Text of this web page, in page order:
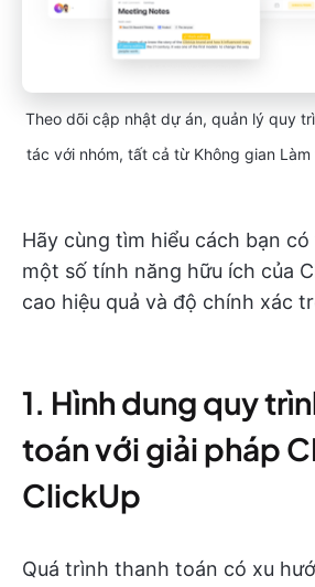
Theo dõi cập nhật dự án, quản lý quy
tác với nhóm, tất cả từ Không gian
Hãy cùng tìm hiểu cách bạn
một số tính năng hữu ích của
cao hiệu quả và độ chính xác
1. Hình dung quy
toán với giải pháp
ClickUp
Quá trình thanh toán có xu